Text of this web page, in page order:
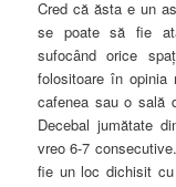
Cred că ăsta e un
se poate să fie
sufocând orice
folositoare în
cafenea sau o sală
Decebal jumătate
vreo 6-7
fie un loc dichisit